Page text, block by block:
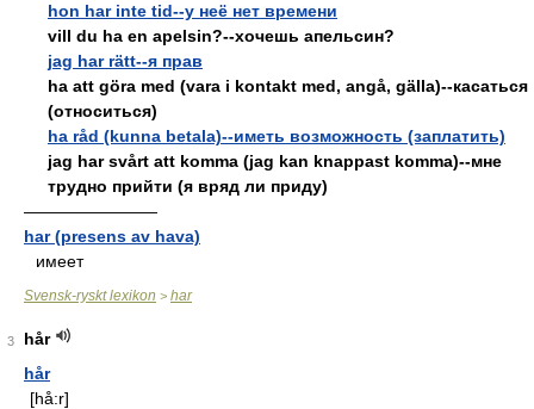
hon har inte tid--у неё нет времени
vill du ha en apelsin?--хочешь апельсин?
jag har rätt--я прав
ha att göra med (vara i kontakt med, angå, gälla)--касаться
(относиться)
ha råd (kunna betala)--иметь возможность (заплатить)
jag har svårt att komma (jag kan knappast komma)--мне
трудно прийти (я вряд ли приду)
————————
har (presens av hava)
имеет
Svensk-ryskt lexikon > har
3
hår
hår
[hå:r]